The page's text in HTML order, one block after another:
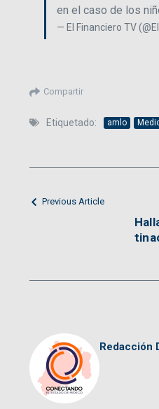
en el caso de los
— El Financiero TV
Compartir
Etiquetado: amlo
Previous Article
Redacción